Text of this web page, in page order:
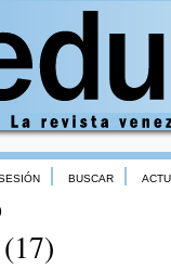
BUSCAR